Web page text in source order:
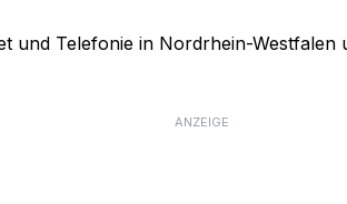
und Telefonie in Nordrhein-
ANZEIGE